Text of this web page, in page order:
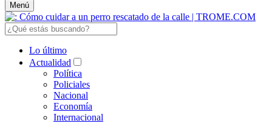
Menú
Lo último
Actualidad
Política
Policiales
Nacional
Economía
Internacional